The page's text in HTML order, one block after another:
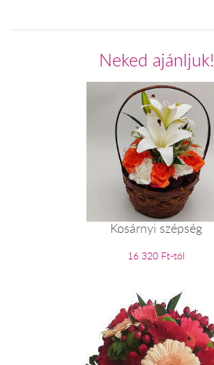
Neked ajánljuk!
Kosárnyi szépség
16 320 Ft-tól